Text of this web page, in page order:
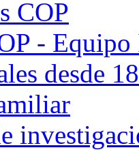
COP
-
desde